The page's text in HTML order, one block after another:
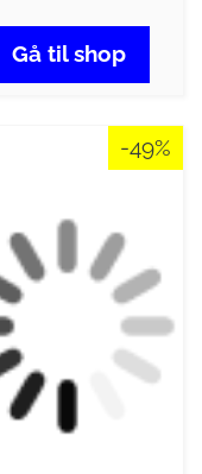
Gå til shop
-49%